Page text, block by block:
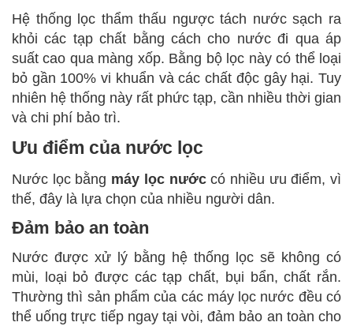
Hệ thống lọc thẩm thấu ngược tách nước sạch ra
khỏi các tạp chất bằng cách cho nước đi qua áp
suất cao qua màng xốp. Bằng bộ lọc này có thể loại
bỏ gần 100% vi khuẩn và các chất độc gây hại. Tuy
nhiên hệ thống này rất phức tạp, cần nhiều thời gian
và chi phí bảo trì.
Ưu điểm của nước lọc
Nước lọc bằng máy lọc nướccó nhiều ưu điểm, vì
thế, đây là lựa chọn của nhiều người dân.
Đảm bảo an toàn
Nước được xử lý bằng hệ thống lọc sẽ không có
mùi, loại bỏ được các tạp chất, bụi bẩn, chất rắn.
Thường thì sản phẩm của các máy lọc nước đều có
thể uống trực tiếp ngay tại vòi, đảm bảo an toàn cho